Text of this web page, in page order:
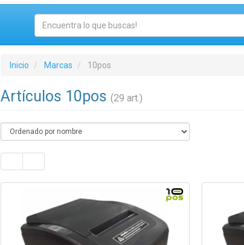
Inicio Marcas 10pos
Artículos 10pos (29 art.)